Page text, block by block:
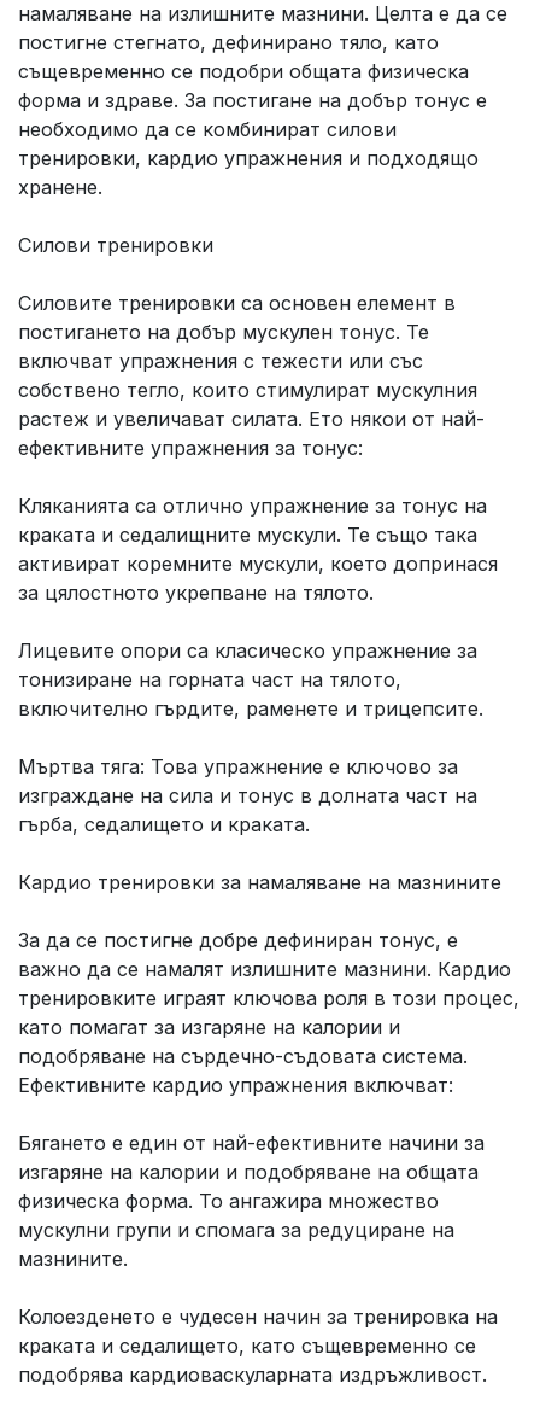
намаляване на излишните мазнини. Целта е да се
постигне стегнато, дефинирано тяло, като
същевременно се подобри общата физическа
форма и здраве. За постигане на добър тонус е
необходимо да се комбинират силови
тренировки, кардио упражнения и подходящо
хранене.
Силови тренировки
Силовите тренировки са основен елемент в
постигането на добър мускулен тонус. Те
включват упражнения с тежести или със
собствено тегло, които стимулират мускулния
растеж и увеличават силата. Ето някои от най-
ефективните упражнения за тонус:
Кляканията са отлично упражнение за тонус на
краката и седалищните мускули. Те също така
активират коремните мускули, което допринася
за цялостното укрепване на тялото.
Лицевите опори са класическо упражнение за
тонизиране на горната част на тялото,
включително гърдите, раменете и трицепсите.
Мъртва тяга: Това упражнение е ключово за
изграждане на сила и тонус в долната част на
гърба, седалището и краката.
Кардио тренировки за намаляване на мазнините
За да се постигне добре дефиниран тонус, е
важно да се намалят излишните мазнини. Кардио
тренировките играят ключова роля в този процес,
като помагат за изгаряне на калории и
подобряване на сърдечно-съдовата система.
Ефективните кардио упражнения включват:
Бягането е един от най-ефективните начини за
изгаряне на калории и подобряване на общата
физическа форма. То ангажира множество
мускулни групи и спомага за редуциране на
мазнините.
Колоезденето е чудесен начин за тренировка на
краката и седалището, като същевременно се
подобрява кардиоваскуларната издръжливост.